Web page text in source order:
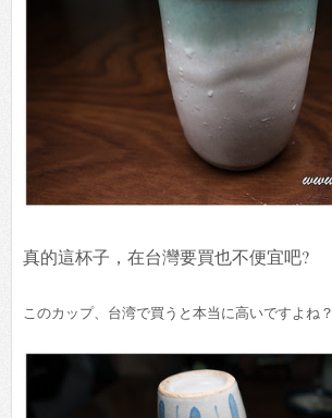
真的這杯子，在台灣要買也不便宜吧?
このカップ、台湾で買うと本当に高いですよね？